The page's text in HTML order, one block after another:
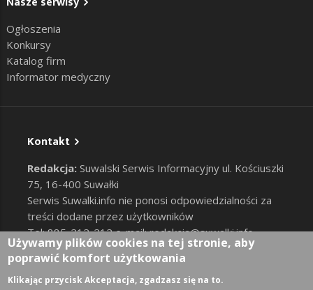
Ogłoszenia
Konkursy
Katalog firm
Informator medyczny
Kontakt
Redakcja: Suwalski Serwis Informacyjny ul. Kościuszki
75, 16-400 Suwałki
Serwis Suwalki.info nie ponosi odpowiedzialności za
treści dodane przez użytkowników
Tel: 885-212-212 e-mail:redakcja@suwalki.info,
reklama@suwalki.info
RODO |Cookies
Zaloguj
Używamy plików cookies na tej stronie, aby
poprawić komfort użytkowania
Klikając przycisk Akceptacja, zgadzasz się na to.